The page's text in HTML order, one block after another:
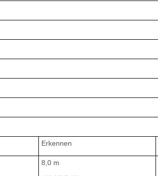
Erkennen
8,0 m